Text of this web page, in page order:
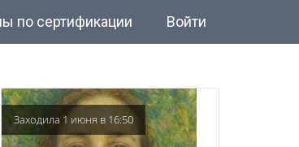
по сертификации Войти
Заходила 1 июня в 16:50